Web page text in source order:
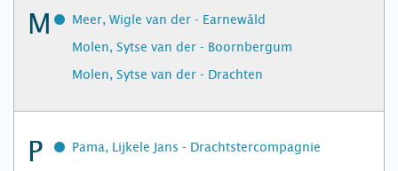
M
Meer, Wigle van der - Earnewâld
Molen, Sytse van der - Boornbergum
Molen, Sytse van der - Drachten
P Pama, Lijkele Jans - Drachtstercompagnie